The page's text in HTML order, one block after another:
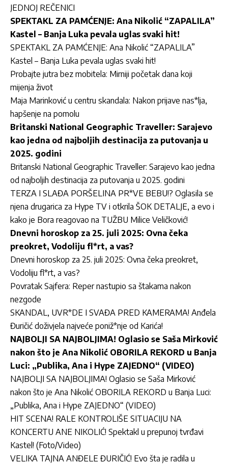
JEDNOJ REČENICI
SPEKTAKL ZA PAMĆENJE: Ana Nikolić “ZAPALILA”
Kastel – Banja Luka pevala uglas svaki hit!
SPEKTAKL ZA PAMĆENJE: Ana Nikolić “ZAPALILA”
Kastel – Banja Luka pevala uglas svaki hit!
Probajte jutra bez mobitela: Mirniji početak dana koji
mijenja život
Maja Marinković u centru skandala: Nakon prijave nas*lja,
hapšenje na pomolu
Britanski National Geographic Traveller: Sarajevo
kao jedna od najboljih destinacija za putovanja u
2025. godini
Britanski National Geographic Traveller: Sarajevo kao jedna
od najboljih destinacija za putovanja u 2025. godini
TERZA I SLAĐA PORŠELINA PR*VE BEBU!? Oglasila se
njena drugarica za Hype TV i otkrila ŠOK DETALJE, a evo i
kako je Bora reagovao na TUŽBU Milice Veličković!
Dnevni horoskop za 25. juli 2025: Ovna čeka
preokret, Vodoliju fl*rt, a vas?
Dnevni horoskop za 25. juli 2025: Ovna čeka preokret,
Vodoliju fl*rt, a vas?
Povratak Sajfera: Reper nastupio sa štakama nakon
nezgode
SKANDAL, UVR*DE I SVAĐA PRED KAMERAMA! Anđela
Đuričić doživjela najveće poniž*nje od Karića!
NAJBOLJI SA NAJBOLJIMA! Oglasio se Saša Mirković
nakon što je Ana Nikolić OBORILA REKORD u Banja
Luci: „Publika, Ana i Hype ZAJEDNO“ (VIDEO)
NAJBOLJI SA NAJBOLJIMA! Oglasio se Saša Mirković
nakon što je Ana Nikolić OBORILA REKORD u Banja Luci:
„Publika, Ana i Hype ZAJEDNO“ (VIDEO)
HIT SCENA! RALE KONTROLIŠE SITUACIJU NA
KONCERTU ANE NIKOLIĆ! Spektakl u prepunoj tvrđavi
Kastel! (Foto/Video)
VELIKA TAJNA ANĐELE ĐURIČIĆ! Evo šta je radila u